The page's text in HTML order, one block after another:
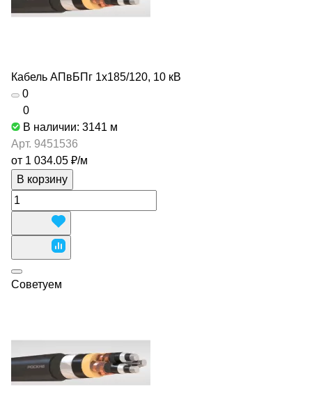
Кабель АПвБПг 1х185/120, 10 кВ
0
0
В наличии: 3141 м
Арт. 9451536
от 1 034.05 ₽/м
В корзину
Советуем